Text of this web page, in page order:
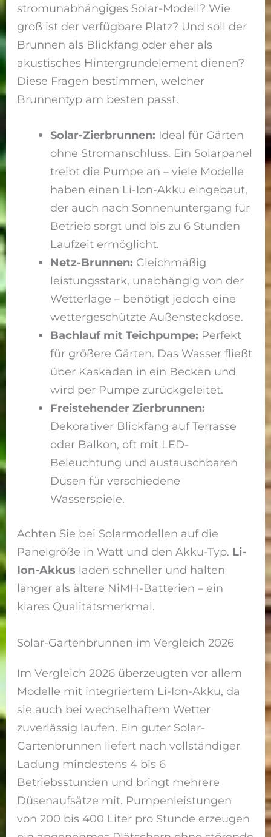
stromunabhängiges Solar-Modell? Wie
groß ist der verfügbare Platz? Und soll der
Brunnen als Blickfang oder eher als
akustisches Hintergrundelement dienen?
Diese Fragen bestimmen, welcher
Brunnentyp am besten passt.
Solar-Zierbrunnen: Ideal für Gärten
ohne Stromanschluss. Ein Solarpanel
treibt die Pumpe an – viele Modelle
haben einen Li-Ion-Akku eingebaut,
der auch nach Sonnenuntergang für
Betrieb sorgt und bis zu 6 Stunden
Laufzeit ermöglicht.
Netz-Brunnen: Gleichmäßig
leistungsstark, unabhängig von der
Wetterlage – benötigt jedoch eine
wettergeschützte Außensteckdose.
Bachlauf mit Teichpumpe: Perfekt
für größere Gärten. Das Wasser fließt
über Kaskaden in ein Becken und
wird per Pumpe zurückgeleitet.
Freistehender Zierbrunnen:
Dekorativer Blickfang auf Terrasse
oder Balkon, oft mit LED-
Beleuchtung und austauschbaren
Düsen für verschiedene
Wasserspiele.
Achten Sie bei Solarmodellen auf die
Panelgröße in Watt und den Akku-Typ. Li-
Ion-Akkus laden schneller und halten
länger als ältere NiMH-Batterien – ein
klares Qualitätsmerkmal.
Solar-Gartenbrunnen im Vergleich 2026
Im Vergleich 2026 überzeugten vor allem
Modelle mit integriertem Li-Ion-Akku, da
sie auch bei wechselhaftem Wetter
zuverlässig laufen. Ein guter Solar-
Gartenbrunnen liefert nach vollständiger
Ladung mindestens 4 bis 6
Betriebsstunden und bringt mehrere
Düsenaufsätze mit. Pumpenleistungen
von 200 bis 400 Liter pro Stunde erzeugen